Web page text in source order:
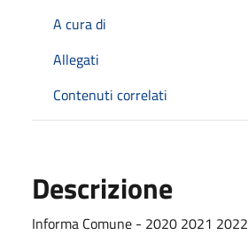
A cura di
Allegati
Contenuti correlati
Descrizione
Informa Comune - 2020 2021 2022